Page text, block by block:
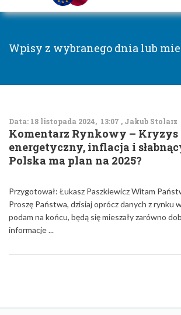
Wpisy z wybranego dnia lub
Data: 18 listopada 2024, 13:07 , Jakub Stolarz
Komentarz Rynkowy – Kryzys
energetyczny, inflacja i
Polska ma plan na 2025?
Przygotował: Łukasz Paszkiewicz Witam
Proszę Państwa, dzisiaj oprócz danych z rynku
podam na końcu, będą się mieszały zarówno
informacje ...